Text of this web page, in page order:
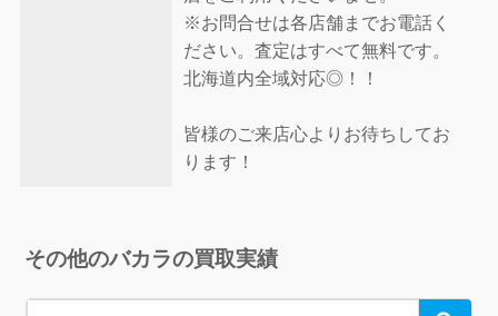
※お問合せは各店舗までお電話く
ださい。査定はすべて無料です。
北海道内全域対応◎！！
皆様のご来店心よりお待ちしてお
ります！
その他のバカラの買取実績